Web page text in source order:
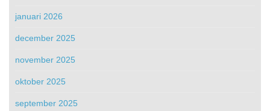
januari 2026
december 2025
november 2025
oktober 2025
september 2025